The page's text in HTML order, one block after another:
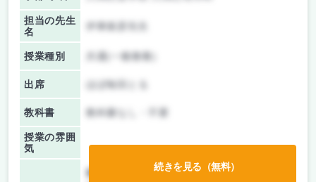
担当の先生
名
伊東俊彦先生
授業種別 共通(一般教養)
出席 ほぼ毎回とる
教科書 教科書なし・不要
授業の雰囲
気
前期/中間：
テスト・レポート両方なし
続きを見る（無料）